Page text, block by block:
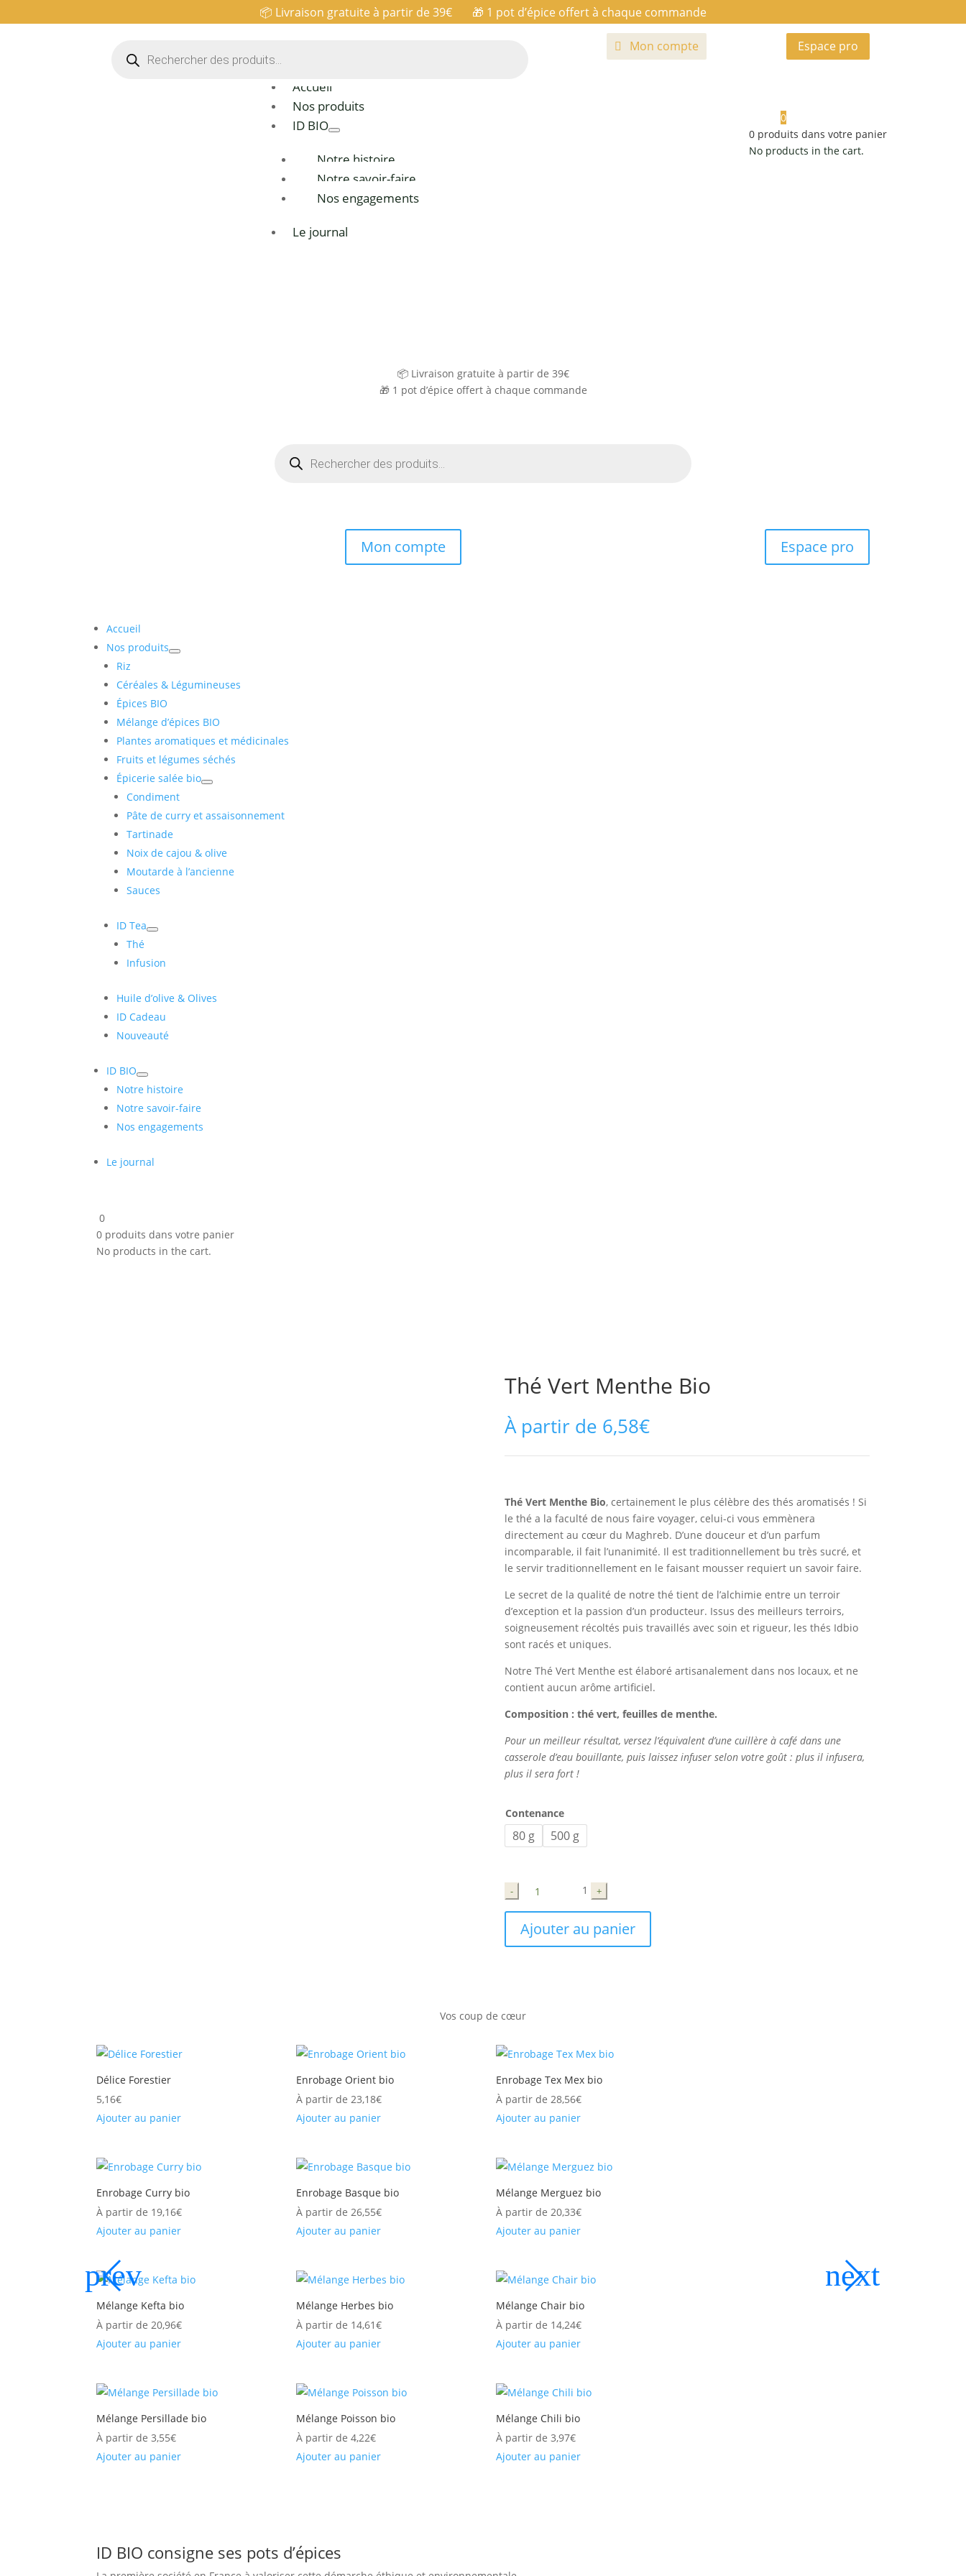
📦 Livraison gratuite à partir de 39€ 🎁 1 pot d’épice offert à chaque commande
produits
Mon compte Espace pro
Accueil
Nos produits
ID BIO
Notre histoire
Notre savoir-faire
Nos engagements
Le journal
0
0 produits dans votre panier
No products in the cart.
📦 Livraison gratuite à partir de 39€
🎁 1 pot d’épice offert à chaque commande
produits
Mon compte Espace pro
Accueil
Nos produits
Riz
Céréales & Légumineuses
Épices BIO
Mélange d’épices BIO
Plantes aromatiques et médicinales
Fruits et légumes séchés
Épicerie salée bio
Condiment
Pâte de curry et assaisonnement
Tartinade
Noix de cajou & olive
Moutarde à l’ancienne
Sauces
ID Tea
Thé
Infusion
Huile d’olive & Olives
ID Cadeau
Nouveauté
ID BIO
Notre histoire
Notre savoir-faire
Nos engagements
Le journal
0
0 produits dans votre panier
No products in the cart.
Thé Vert Menthe Bio
À partir de 6,58€
Thé Vert Menthe Bio, certainement le plus célèbre des thés aromatisés ! Si
le thé a la faculté de nous faire voyager, celui-ci vous emmènera
directement au cœur du Maghreb. D’une douceur et d’un parfum
incomparable, il fait l’unanimité. Il est traditionnellement bu très sucré, et
le servir traditionnellement en le faisant mousser requiert un savoir faire.
Le secret de la qualité de notre thé tient de l’alchimie entre un terroir
d’exception et la passion d’un producteur. Issus des meilleurs terroirs,
soigneusement récoltés puis travaillés avec soin et rigueur, les thés Idbio
sont racés et uniques.
Notre Thé Vert Menthe est élaboré artisanalement dans nos locaux, et ne
contient aucun arôme artificiel.
Composition : thé vert, feuilles de menthe.
Pour un meilleur résultat, versez l’équivalent d’une cuillère à café dans une
casserole d’eau bouillante, puis laissez infuser selon votre goût : plus il infusera,
plus il sera fort !
Contenance
80 g 500 g
Quantité
- 1 +
Ajouter au panier
Vos coup de cœur
Délice Forestier
5,16€
Ajouter au panier
Enrobage Orient bio
À partir de23,18€
Ajouter au panier
Enrobage Tex Mex bio
À partir de28,56€
Ajouter au panier
Enrobage Curry bio
À partir de 19,16€
Ajouter au panier
Enrobage Basque bio
À partir de26,55€
Ajouter au panier
Mélange Merguez bio
À partir de20,33€
Ajouter au panier
Mélange Kefta bio
À partir de20,96€
Ajouter au panier
Mélange Herbes bio
À partir de 14,61€
Ajouter au panier
Mélange Chair bio
À partir de 14,24€
Ajouter au panier
Mélange Persillade bio
À partir de3,55€
Ajouter au panier
Mélange Poisson bio
À partir de4,22€
Ajouter au panier
Mélange Chili bio
À partir de3,97€
Ajouter au panier
ID BIO consigne ses pots d’épices